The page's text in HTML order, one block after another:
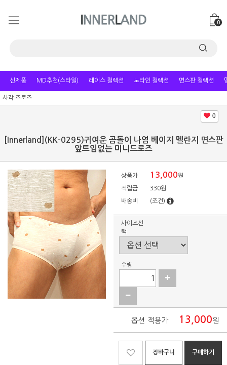
0
신제품 MD추천(스타일) 레이스 컬렉션 노라인 컬렉션 면스판 컬렉션
사각 즈로즈
0
[Innerland](KK-0295)귀여운 곰돌이 나염 베이지 멜란지 면스판
앞트임없는 미니드로즈
상품가 13,000원
적립금 330원
배송비 (조건)
사이즈선
택
수량
옵션 적용가 13,000원
장바구니 구매하기